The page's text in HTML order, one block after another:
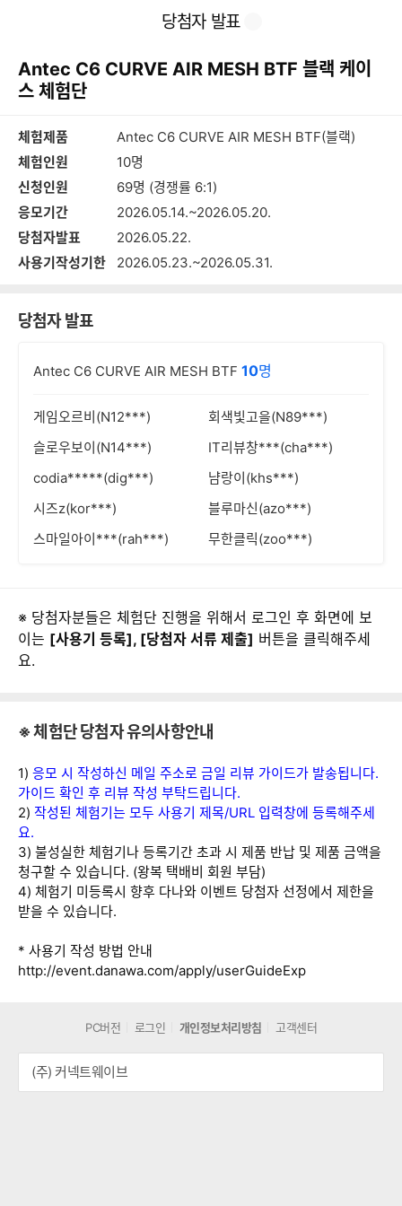
당첨자 발표
기
Antec C6 CURVE AIR MESH BTF 블랙 케이
스 체험단
체험제품
Antec C6 CURVE AIR MESH BTF(블랙)
체험인원
10명
신청인원
69명 (경쟁률 6:1)
응모기간
2026.05.14.~2026.05.20.
당첨자발표
2026.05.22.
사용기작성기한
2026.05.23.~2026.05.31.
당첨자 발표
Antec C6 CURVE AIR MESH BTF 10명
게임오르비(N12***)
회색빛고을(N89***)
슬로우보이(N14***)
IT리뷰창***(cha***)
codia*****(dig***)
냠랑이(khs***)
시즈z(kor***)
블루마신(azo***)
스마일아이***(rah***)
무한클릭(zoo***)
※ 당첨자분들은 체험단 진행을 위해서 로그인 후 화면에 보
이는 [사용기 등록], [당첨자 서류 제출] 버튼을 클릭해주세
요.
※ 체험단 당첨자 유의사항안내
1) 응모 시 작성하신 메일 주소로 금일 리뷰 가이드가 발송됩니다.
가이드 확인 후 리뷰 작성 부탁드립니다.
2) 작성된 체험기는 모두 사용기 제목/URL 입력창에 등록해주세
요.
3) 불성실한 체험기나 등록기간 초과 시 제품 반납 및 제품 금액을
청구할 수 있습니다. (왕복 택배비 회원 부담)
4) 체험기 미등록시 향후 다나와 이벤트 당첨자 선정에서 제한을
받을 수 있습니다.
* 사용기 작성 방법 안내
http://event.danawa.com/apply/userGuideExp
PC버전 로그인 개인정보처리방침 고객센터
(주) 커넥트웨이브